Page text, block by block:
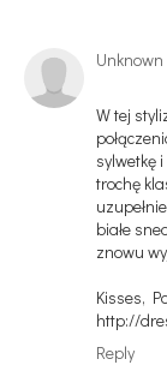
Unknown
W tej
sylwetkę
trochę
białe
znowu
Kisses,
http://
Reply